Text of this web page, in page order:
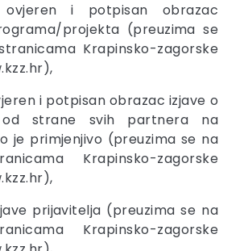
ovjeren i potpisan obrazac
projekta (preuzima se
Krapinsko-zagorske
i potpisan obrazac izjave o
od strane svih partnera na
je primjenjivo (preuzima se na
Krapinsko-zagorske
prijavitelja (preuzima se na
Krapinsko-zagorske